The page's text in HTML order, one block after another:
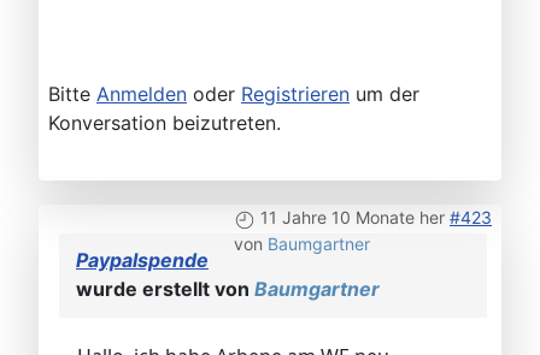
Bitte Anmelden oder Registrieren um der
Konversation beizutreten.
11 Jahre 10 Monate her #423
von Baumgartner
Paypalspende
wurde erstellt von Baumgartner